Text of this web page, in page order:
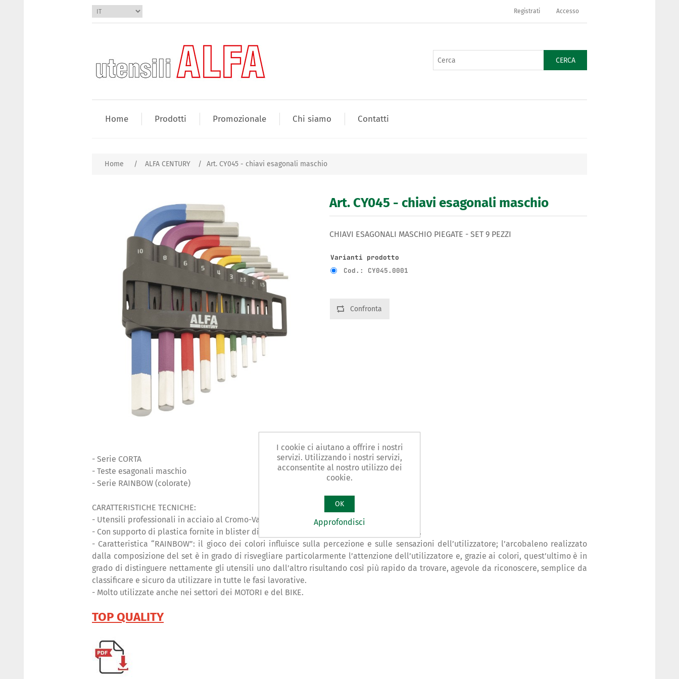
Registrati Accesso
CERCA
Home Prodotti Promozionale Chi siamo Contatti
Home / ALFA CENTURY / Art. CY045 - chiavi esagonali maschio
Art. CY045 - chiavi esagonali maschio
CHIAVI ESAGONALI MASCHIO PIEGATE - SET 9 PEZZI
Varianti prodotto
Cod.: CY045.0001
Confronta
- Serie CORTA
- Teste esagonali maschio
- Serie RAINBOW (colorate)
CARATTERISTICHE TECNICHE:
- Utensili professionali in acciaio al Cromo-Vanadio (Cr-V).
- Con supporto di plastica fornite in blister di cartone con valva trasparente appendibile.
- Caratteristica “RAINBOW”: il gioco dei colori influisce sulla percezione e sulle sensazioni dell’utilizzatore; l’arcobaleno realizzato
dalla composizione del set è in grado di risvegliare particolarmente l’attenzione dell’utilizzatore e, grazie ai colori, quest’ultimo è in
grado di distinguere nettamente gli utensili uno dall’altro risultando così più rapido da trovare, agevole da riconoscere, semplice da
classificare e sicuro da utilizzare in tutte le fasi lavorative.
- Molto utilizzate anche nei settori dei MOTORI e del BIKE.
TOP QUALITY
I cookie ci aiutano a offrire i nostri
servizi. Utilizzando i nostri servizi,
acconsentite al nostro utilizzo dei
cookie.
OK
Approfondisci